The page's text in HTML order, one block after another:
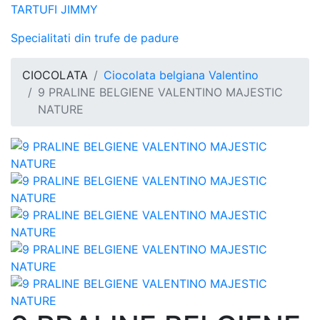
TARTUFI JIMMY
Specialitati din trufe de padure
CIOCOLATA
Ciocolata belgiana Valentino
9 PRALINE BELGIENE VALENTINO MAJESTIC
NATURE